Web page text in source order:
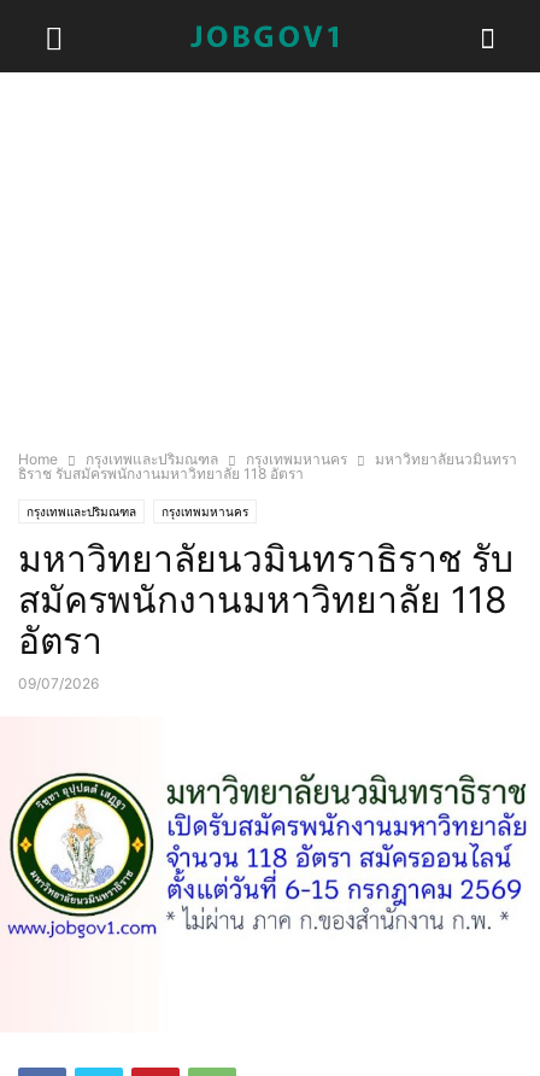
Home กรุงเทพและปริมณฑล กรุงเทพมหานคร
มหาวิทยาลัยนวมินทรา
ธิราช รับสมัครพนักงานมหาวิทยาลัย 118 อัตรา
กรุงเทพและปริมณฑล กรุงเทพมหานคร
มหาวิทยาลัยนวมินทราธิราช รับ
สมัครพนักงานมหาวิทยาลัย 118
อัตรา
09/07/2026